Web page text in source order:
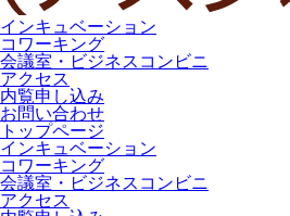
インキュベーション
コワーキング
会議室・ビジネスコンビニ
アクセス
内覧申し込み
お問い合わせ
トップページ
インキュベーション
コワーキング
会議室・ビジネスコンビニ
アクセス